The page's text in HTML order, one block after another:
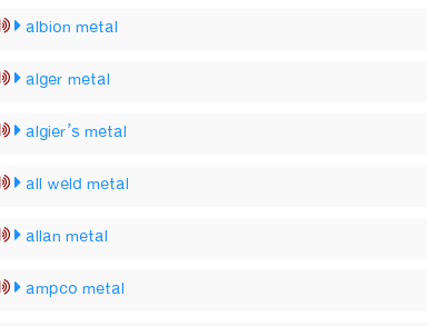
albion metal
alger metal
algier’s metal
all weld metal
allan metal
ampco metal